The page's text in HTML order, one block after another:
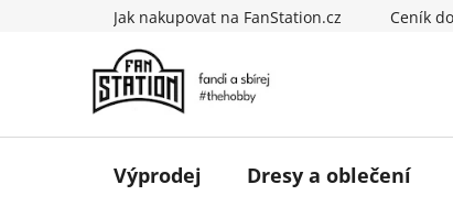
Jak nakupovat na FanStation.cz Ceník
Výprodej Dresy a oblečení